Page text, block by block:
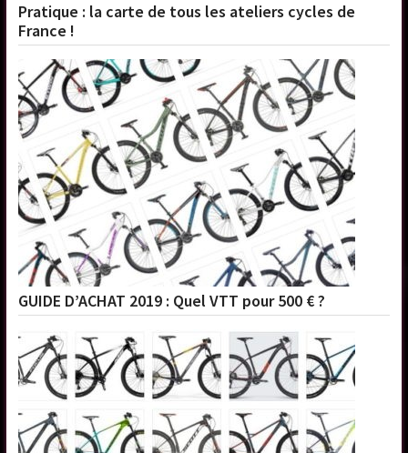
Pratique : la carte de tous les ateliers cycles de
France !
GUIDE D’ACHAT 2019 : Quel VTT pour 500 € ?